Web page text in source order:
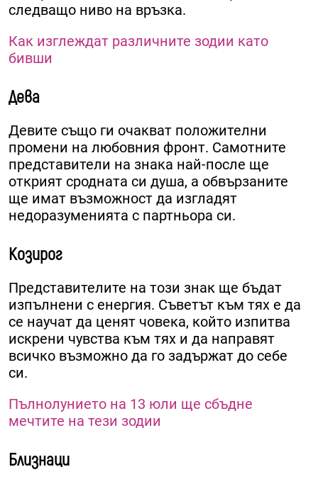
следващо ниво на връзка.
Как изглеждат различните зодии като
бивши
Дева
Девите също ги очакват положителни
промени на любовния фронт. Самотните
представители на знака най-после ще
открият сродната си душа, а обвързаните
ще имат възможност да изгладят
недоразуменията с партньора си.
Козирог
Представителите на този знак ще бъдат
изпълнени с енергия. Съветът към тях е да
се научат да ценят човека, който изпитва
искрени чувства към тях и да направят
всичко възможно да го задържат до себе
си.
Пълнолунието на 13 юли ще сбъдне
мечтите на тези зодии
Близнаци